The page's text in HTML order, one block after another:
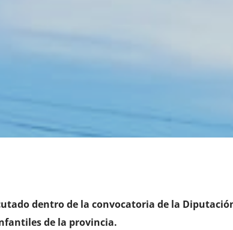
dentro de la convocatoria de la
de la provincia.